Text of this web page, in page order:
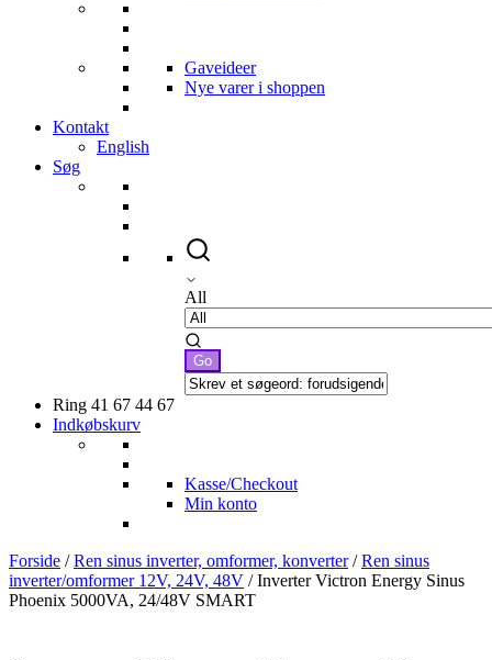
Gaveideer
Nye varer i shoppen
Kontakt
English
Søg
All
Ring 41 67 44 67
Indkøbskurv
Kasse/Checkout
Min konto
Forside /Ren sinus inverter, omformer, konverter/Ren sinus
inverter/omformer 12V, 24V, 48V / Inverter Victron Energy Sinus
Phoenix 5000VA, 24/48V SMART